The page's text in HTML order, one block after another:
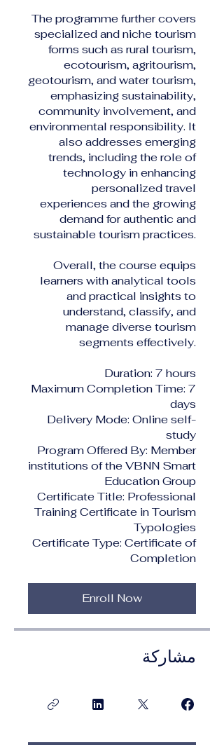
The programme further covers
specialized and niche tourism
forms such as rural tourism,
ecotourism, agritourism,
geotourism, and water tourism,
emphasizing sustainability,
community involvement, and
environmental responsibility. It
also addresses emerging
trends, including the role of
technology in enhancing
personalized travel
experiences and the growing
demand for authentic and
sustainable tourism practices.
Overall, the course equips
learners with analytical tools
and practical insights to
understand, classify, and
manage diverse tourism
segments effectively.
Duration: 7 hours
Maximum Completion Time: 7
days
Delivery Mode: Online self-
study
Program Offered By: Member
institutions of the VBNN Smart
Education Group
Certificate Title: Professional
Training Certificate in Tourism
Typologies
Certificate Type: Certificate of
Completion
Enroll Now
مشاركة